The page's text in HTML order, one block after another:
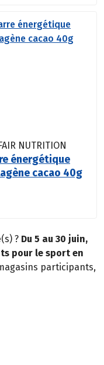
NUTRITION
énergétique
cacao 40g
? Du 5 au 30 juin,
pour le sport en
participants,